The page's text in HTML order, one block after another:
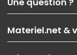
Nos services
Les magasins
Nos solutions pour
Contactez-nous
Paiement, livraison
Garanties,Pack Zen
Materiel.net &